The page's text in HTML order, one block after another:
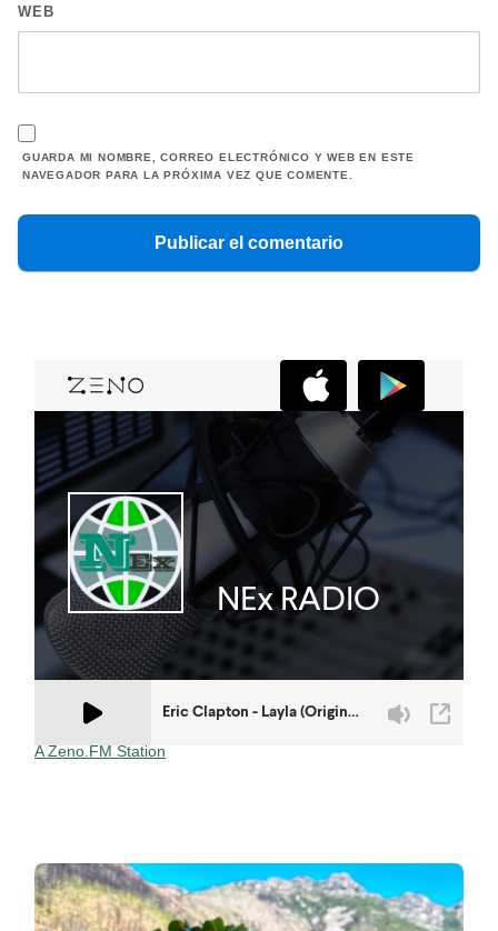
WEB
GUARDA MI NOMBRE, CORREO ELECTRÓNICO Y WEB EN ESTE
NAVEGADOR PARA LA PRÓXIMA VEZ QUE COMENTE.
A Zeno.FM Station